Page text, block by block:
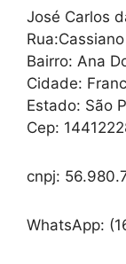
José Carlos
Bairro: Ana
Cidade:
Estado: São
Cep:
cnpj:
WhatsApp: